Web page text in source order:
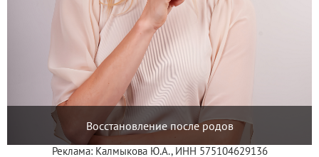
Восстановление после родов
Реклама: Калмыкова Ю.А., ИНН 575104629136